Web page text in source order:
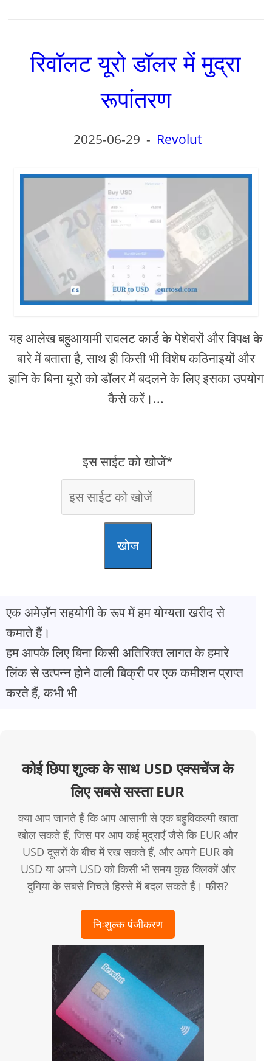
रिवॉलट यूरो डॉलर में मुद्रा
रूपांतरण
2025-06-29 - Revolut
यह आलेख बहुआयामी रावलट कार्ड के पेशेवरों और विपक्ष के
बारे में बताता है, साथ ही किसी भी विशेष कठिनाइयों और
हानि के बिना यूरो को डॉलर में बदलने के लिए इसका उपयोग
कैसे करें।...
इस साईट को खोजें*
खोज
एक अमेज़ॅन सहयोगी के रूप में हम योग्यता खरीद से
कमाते हैं।
हम आपके लिए बिना किसी अतिरिक्त लागत के हमारे
लिंक से उत्पन्न होने वाली बिक्री पर एक कमीशन प्राप्त
करते हैं, कभी भी
कोई छिपा शुल्क के साथ USD एक्सचेंज के
लिए सबसे सस्ता EUR
क्या आप जानते हैं कि आप आसानी से एक बहुविकल्पी खाता
खोल सकते हैं, जिस पर आप कई मुद्राएँ जैसे कि EUR और
USD दूसरों के बीच में रख सकते हैं, और अपने EUR को
USD या अपने USD को किसी भी समय कुछ क्लिकों और
दुनिया के सबसे निचले हिस्से में बदल सकते हैं। फीस?
निःशुल्क पंजीकरण